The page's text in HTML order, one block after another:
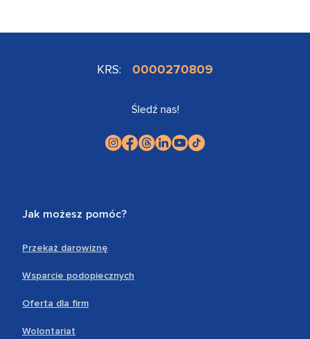
KRS: 0000270809
Śledź nas!
Jak możesz pomóc?
Przekaż darowiznę
Wsparcie podopiecznych
Oferta dla firm
Wolontariat